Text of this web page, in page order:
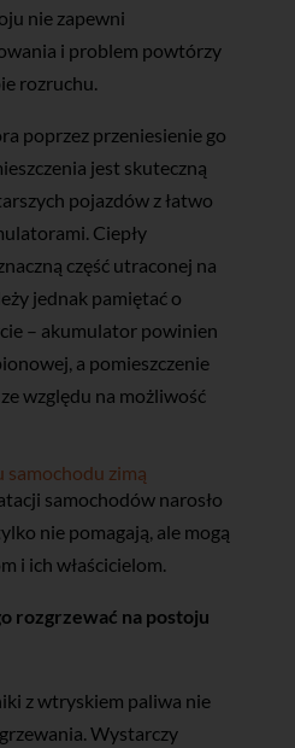
nie zapewni
i problem powtórzy
rozruchu.
poprzez przeniesienie go
jest skuteczną
pojazdów z łatwo
Ciepły
część utraconej na
jednak pamiętać o
– akumulator powinien
a pomieszczenie
względu na możliwość
zimą
samochodów narosło
nie pomagają, ale mogą
i ich właścicielom.
rozgrzewać na postoju
z wtryskiem paliwa nie
Wystarczy